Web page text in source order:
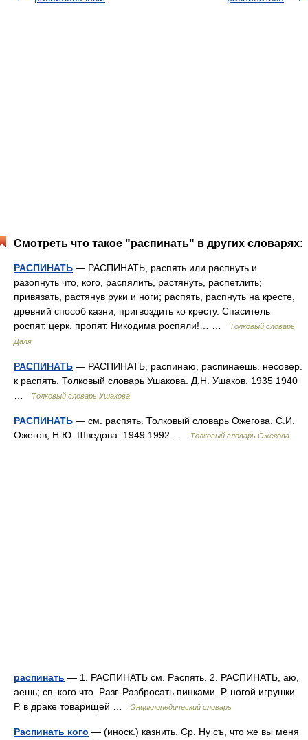
Смотреть что такое "распинать" в других словарях:
РАСПИНАТЬ — РАСПИНАТЬ, распять или распнуть и
разопнуть что, кого, распялить, растянуть, распетлить;
привязать, растянув руки и ноги; распять, распнуть на кресте,
древний способ казни, пригвоздить ко кресту. Спаситель
роспят, церк. пропят. Никодима роспяли!… …
Толковый словарь
Даля
РАСПИНАТЬ — РАСПИНАТЬ, распинаю, распинаешь. несовер.
к распять. Толковый словарь Ушакова. Д.Н. Ушаков. 1935 1940
Толковый словарь Ушакова
РАСПИНАТЬ — см. распять. Толковый словарь Ожегова. С.И.
Ожегов, Н.Ю. Шведова. 1949 1992 …
Толковый словарь Ожегова
распинать — 1. РАСПИНАТЬ см. Распять. 2. РАСПИНАТЬ, аю,
аешь; св. кого что. Разг. Разбросать пинками. Р. ногой игрушки.
Р. в драке товарищей …
Энциклопедический словарь
Распинать кого — (иноск.) казнить. Ср. Ну съ, что же вы меня